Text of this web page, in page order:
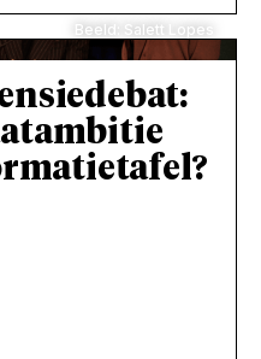
Beeld: Salett Lopes